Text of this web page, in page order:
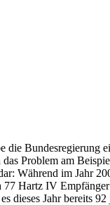
die Bundesregierung
das Problem am
Während im Jahr
Hartz IV Empfänger
dieses Jahr bereits 92